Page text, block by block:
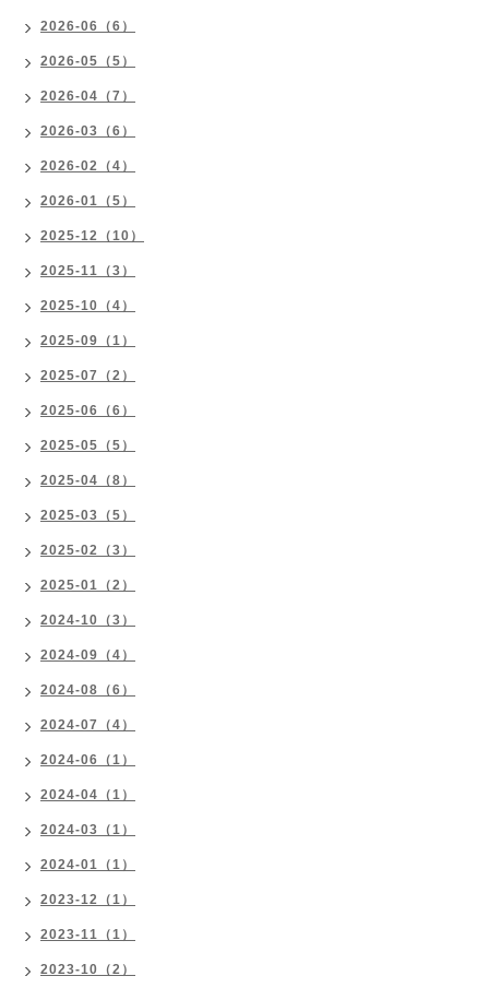
2026-06（6）
2026-05（5）
2026-04（7）
2026-03（6）
2026-02（4）
2026-01（5）
2025-12（10）
2025-11（3）
2025-10（4）
2025-09（1）
2025-07（2）
2025-06（6）
2025-05（5）
2025-04（8）
2025-03（5）
2025-02（3）
2025-01（2）
2024-10（3）
2024-09（4）
2024-08（6）
2024-07（4）
2024-06（1）
2024-04（1）
2024-03（1）
2024-01（1）
2023-12（1）
2023-11（1）
2023-10（2）